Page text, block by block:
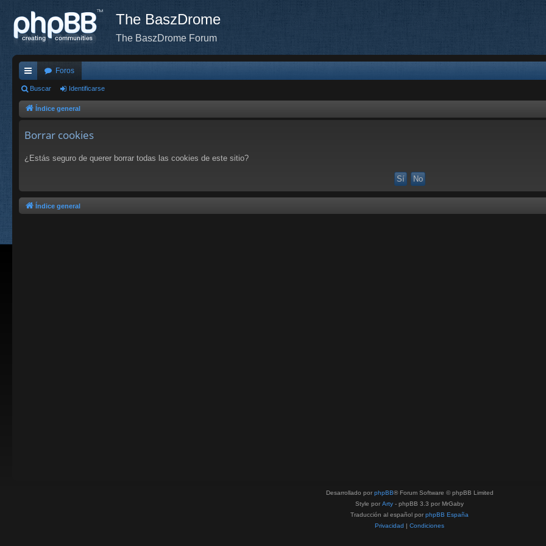
The BaszDrome
The BaszDrome Forum
nl
ac
pi
s
Foros
Buscar Identificarse
Índice general
Borrar cookies
¿Estás seguro de querer borrar todas las cookies de este sitio?
Índice general
Desarrollado por phpBB® Forum Software © phpBB Limited
Style por Arty - phpBB 3.3 por MrGaby
Traducción al español por phpBB España
Privacidad | Condiciones